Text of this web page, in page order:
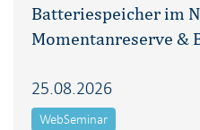
Batteriespeicher im
Momentanreserve &
25.08.2026
WebSeminar